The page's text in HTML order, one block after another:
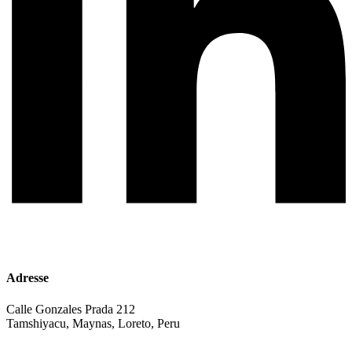
Adresse
Calle Gonzales Prada 212
Tamshiyacu, Maynas, Loreto, Peru